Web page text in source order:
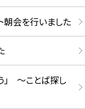
会を行いました
～ことば探し